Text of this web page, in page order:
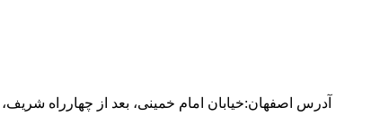
آدرس اصفهان:خیابان امام خمینی، بعد از چهارراه شریف، نبش کوچه